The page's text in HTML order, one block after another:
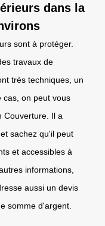
dans la
sont à protéger.
travaux de
très techniques, un
cas, on peut vous
Couverture. Il a
sachez qu'il peut
et accessibles à
informations,
aussi un devis
somme d'argent.